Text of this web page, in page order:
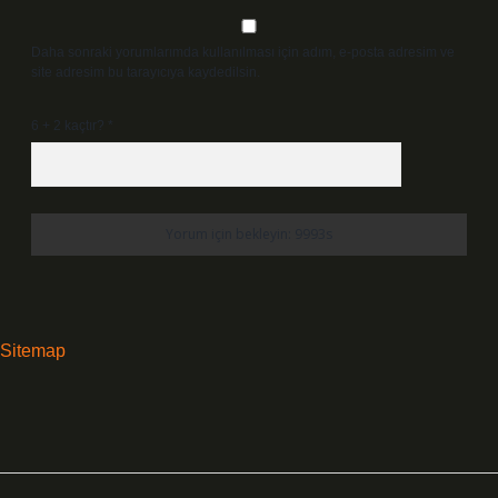
Daha sonraki yorumlarımda kullanılması için adım, e-posta adresim ve
site adresim bu tarayıcıya kaydedilsin.
6 + 2 kaçtır?
Sitemap